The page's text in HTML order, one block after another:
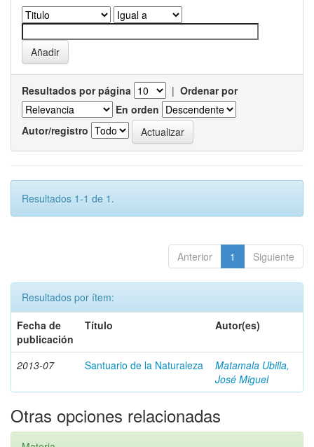
Resultados por página | Ordenar por
En orden
Autor/registro
Resultados 1-1 de 1.
Anterior 1 Siguiente
Resultados por ítem:
Fecha de
publicación
Título Autor(es)
2013-07 Santuario de la Naturaleza
Matamala Ubilla,
José Miguel
Otras opciones relacionadas